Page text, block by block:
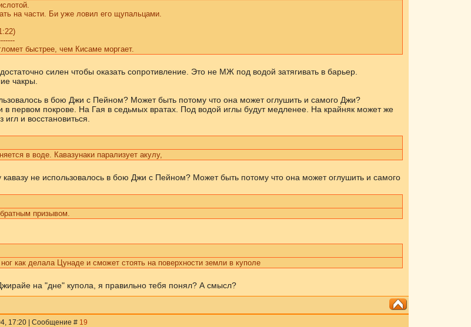
на части. Би уже ловил его щупальцами.
быстрее, чем Кисаме моргает.
силен чтобы оказать сопротивление. Это не МЖ под водой затягивать в барьер.
чакры.
в бою Джи с Пейном? Может быть потому что она может оглушить и самого Джи?
в первом покрове. На Гая в седьмых вратах. Под водой иглы будут медленее. На крайняк может же
игл и восстановиться.
в воде. Кавазунаки парализует акулу,
не использовалось в бою Джи с Пейном? Может быть потому что она может оглушить и самого
призывом.
как делала Цунаде и сможет стоять на поверхности земли в куполе
на "дне" купола, я правильно тебя понял? А смысл?
17:20 | Сообщение # 19